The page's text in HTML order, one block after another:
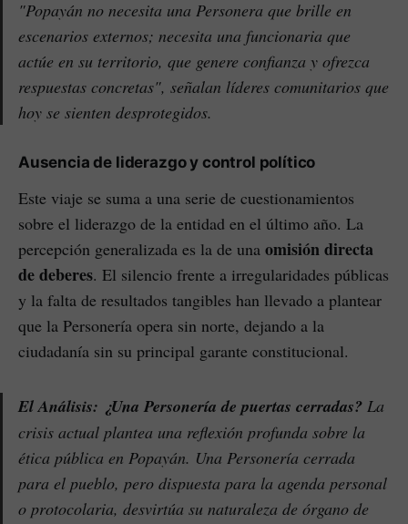
"Popayán no necesita una Personera que brille en
escenarios externos; necesita una funcionaria que
actúe en su territorio, que genere confianza y ofrezca
respuestas concretas", señalan líderes comunitarios que
hoy se sienten desprotegidos.
Ausencia de liderazgo y control político
Este viaje se suma a una serie de cuestionamientos
sobre el liderazgo de la entidad en el último año. La
percepción generalizada es la de una omisión directa
de deberes. El silencio frente a irregularidades públicas
y la falta de resultados tangibles han llevado a plantear
que la Personería opera sin norte, dejando a la
ciudadanía sin su principal garante constitucional.
El Análisis: ¿Una Personería de puertas cerradas? La
crisis actual plantea una reflexión profunda sobre la
ética pública en Popayán. Una Personería cerrada
para el pueblo, pero dispuesta para la agenda personal
o protocolaria, desvirtúa su naturaleza de órgano de